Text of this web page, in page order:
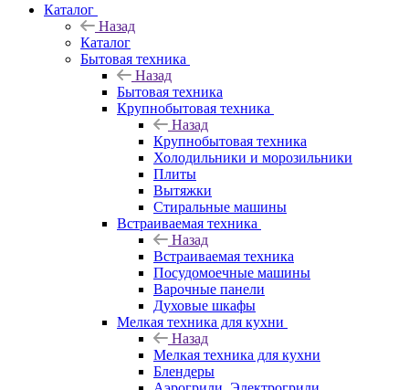
Каталог
Назад
Каталог
Бытовая техника
Назад
Бытовая техника
Крупнобытовая техника
Назад
Крупнобытовая техника
Холодильники и морозильники
Плиты
Вытяжки
Стиральные машины
Встраиваемая техника
Назад
Встраиваемая техника
Посудомоечные машины
Варочные панели
Духовые шкафы
Мелкая техника для кухни
Назад
Мелкая техника для кухни
Блендеры